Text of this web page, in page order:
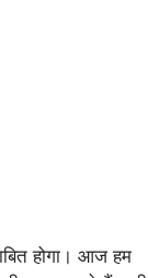
होगा। आज हम